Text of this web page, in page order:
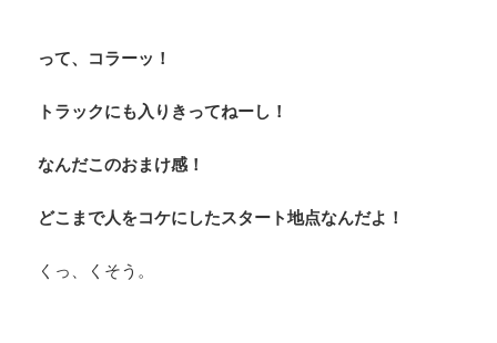
って、コラーッ！
トラックにも入りきってねーし！
なんだこのおまけ感！
どこまで人をコケにしたスタート地点なんだよ！
くっ、くそう。